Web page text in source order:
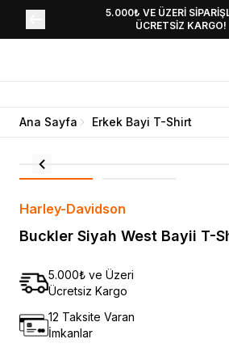
5.000₺ VE ÜZERİ
ÜCRETSİZ KARGO!
YENİ SEZON KOLEKSİYONU
HEMEN KEŞFET!
Ana Sayfa Erkek Bayi T-Shirt
Harley-Davidson
Buckler Siyah West Bayii T-
5.000₺ ve Üzeri
Ücretsiz Kargo
12 Taksite Varan
İmkanlar